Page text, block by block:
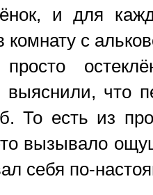
и для
комнату с
что
То есть из
вызывало
себя по-